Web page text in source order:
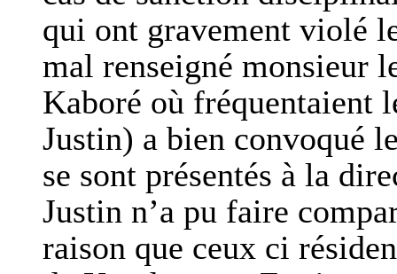
qui ont gravement violé
mal renseigné monsieur
Kaboré où fréquentaient
Justin) a bien convoqué
se sont présentés à la
Justin n’a pu faire
raison que ceux ci